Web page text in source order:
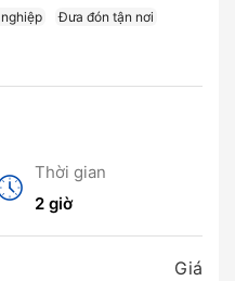
Đưa đón tận nơi
Thời gian
2 giờ
Giá